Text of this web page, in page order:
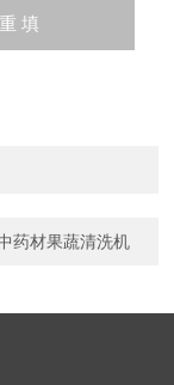
药材果蔬清洗机